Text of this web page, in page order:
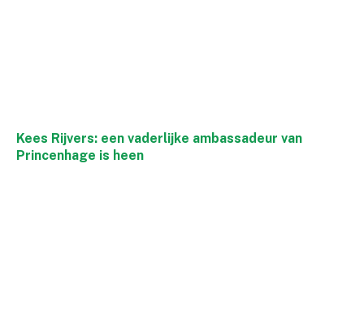
Kees Rijvers: een vaderlijke ambassadeur van
Princenhage is heen